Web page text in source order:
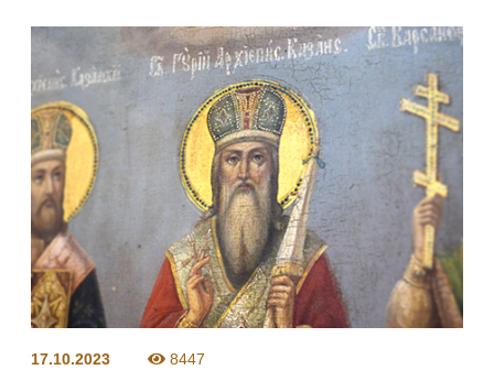
17.10.2023 8447